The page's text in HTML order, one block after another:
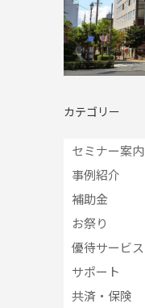
カテゴリー
セミナー案内
事例紹介
補助金
お祭り
優待サービス
サポート
共済・保険